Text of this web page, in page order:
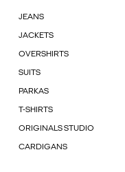
JEANS
JACKETS
OVERSHIRTS
SUITS
PARKAS
T-SHIRTS
ORIGINALS STUDIO
CARDIGANS